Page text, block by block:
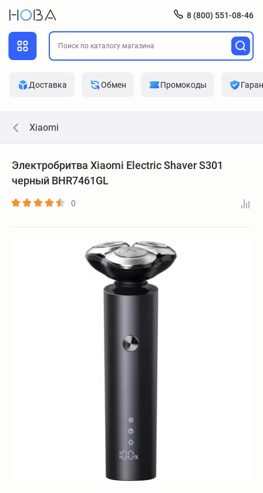
8 (800) 551-08-46
Доставка Обмен Промокоды
Xiaomi
Электробритва Xiaomi Electric Shaver S301
черный BHR7461GL
0